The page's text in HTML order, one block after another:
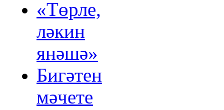
«Төрле,
ләкин
янәшә»
Бигәтен
мәчете